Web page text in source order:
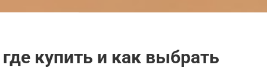
купить и как выбрать